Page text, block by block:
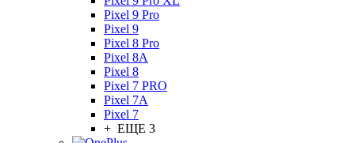
Pixel 9 Pro
Pixel 9
Pixel 8 Pro
Pixel 8A
Pixel 8
Pixel 7 PRO
Pixel 7A
Pixel 7
+ ЕЩЕ 3